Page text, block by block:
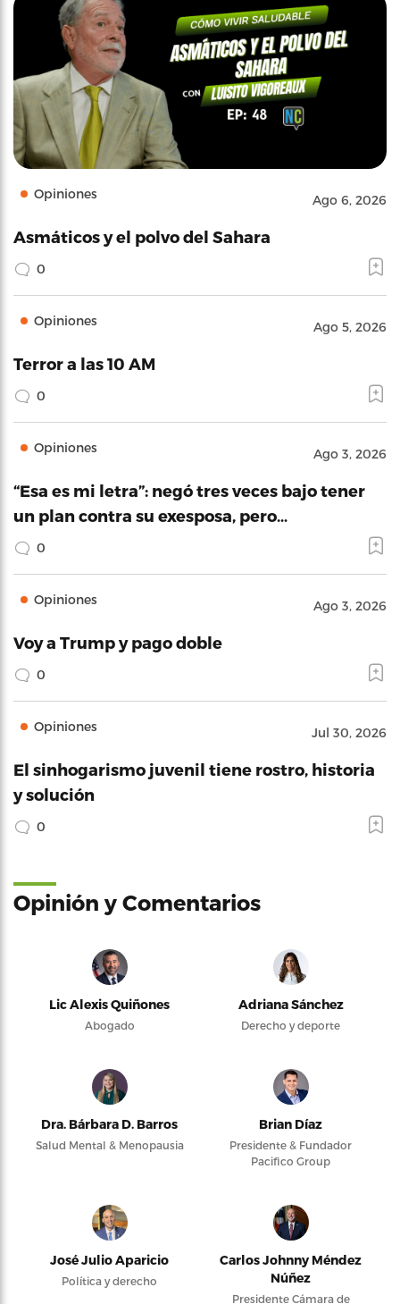
Opiniones Ago 6, 2026
Asmáticos y el polvo del Sahara
0
Opiniones Ago 5, 2026
Terror a las 10 AM
0
Opiniones Ago 3, 2026
“Esa es mi letra”: negó tres veces bajo tener
un plan contra su exesposa, pero…
0
Opiniones Ago 3, 2026
Voy a Trump y pago doble
0
Opiniones Jul 30, 2026
El sinhogarismo juvenil tiene rostro, historia
y solución
0
Opinión y Comentarios
Lic Alexis Quiñones
Abogado
Adriana Sánchez
Derecho y deporte
Dra. Bárbara D. Barros
Salud Mental & Menopausia
Brian Díaz
Presidente & Fundador
Pacifico Group
José Julio Aparicio
Política y derecho
Carlos Johnny Méndez
Núñez
Presidente Cámara de